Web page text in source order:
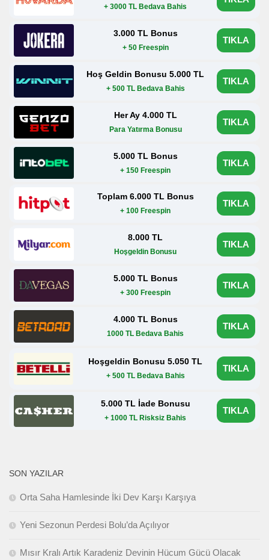
+ 3000 TL Bedava Bahis
3.000 TL Bonus
+ 50 Freespin
TIKLA
Hoş Geldin Bonusu 5.000 TL
+ 500 TL Bedava Bahis
TIKLA
Her Ay 4.000 TL
Para Yatırma Bonusu
TIKLA
5.000 TL Bonus
+ 150 Freespin
TIKLA
Toplam 6.000 TL Bonus
+ 100 Freespin
TIKLA
8.000 TL
Hoşgeldin Bonusu
TIKLA
5.000 TL Bonus
+ 300 Freespin
TIKLA
4.000 TL Bonus
1000 TL Bedava Bahis
TIKLA
Hoşgeldin Bonusu 5.050 TL
+ 500 TL Bedava Bahis
TIKLA
5.000 TL İade Bonusu
+ 1000 TL Risksiz Bahis
TIKLA
SON YAZILAR
Orta Saha Hamlesinde İki Dev Karşı Karşıya
Yeni Sezonun Perdesi Bolu’da Açılıyor
Mısır Kralı Artık Karadeniz Devinin Hücum Gücü Olacak